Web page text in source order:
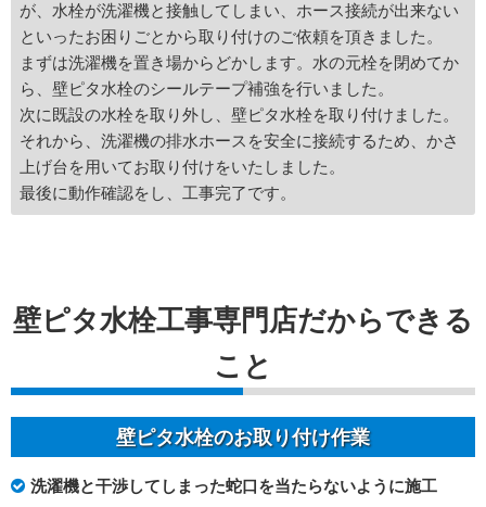
が、水栓が洗濯機と接触してしまい、ホース接続が出来ない
といったお困りごとから取り付けのご依頼を頂きました。
まずは洗濯機を置き場からどかします。水の元栓を閉めてか
ら、壁ピタ水栓のシールテープ補強を行いました。
次に既設の水栓を取り外し、壁ピタ水栓を取り付けました。
それから、洗濯機の排水ホースを安全に接続するため、かさ
上げ台を用いてお取り付けをいたしました。
最後に動作確認をし、工事完了です。
壁ピタ水栓工事専門店だからできる
こと
壁ピタ水栓のお取り付け作業
洗濯機と干渉してしまった蛇口を当たらないように施工